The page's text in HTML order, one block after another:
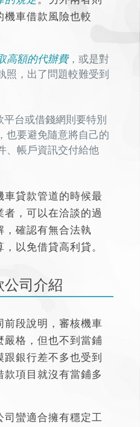
機車借款風險也較
高額的代辦費，或是對
照，出了問題較難受到
平台或借錢網則要特別
，也要避免隨意將自己的
、帳戶資訊交付給他
車貸款管道的時候最
，可以在洽談的過
，確認有無合法執
以免借貸高利貸。
公司介紹
前段說明，審核機車
嚴格，但也不到當鋪
銀行差不多也受到
項目就沒有當鋪多
蠻適合擁有穩定工